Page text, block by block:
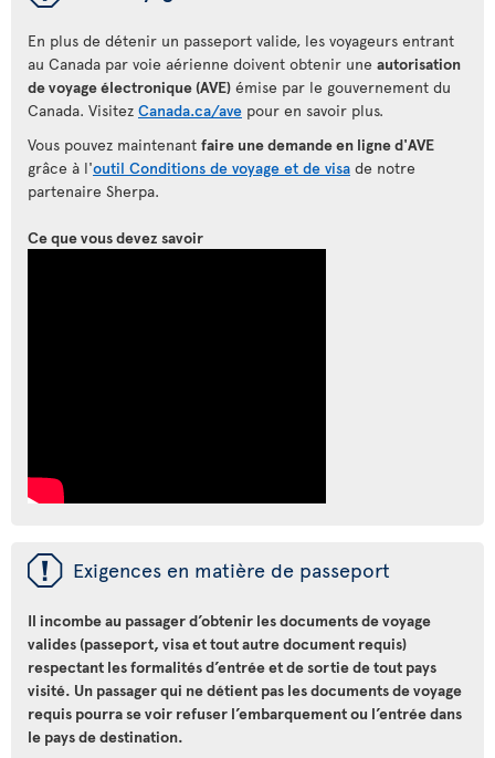
En plus de détenir un passeport valide, les voyageurs entrant
au Canada par voie aérienne doivent obtenir une autorisation
de voyage électronique (AVE) émise par le gouvernement du
Canada. Visitez Canada.ca/ave pour en savoir plus.
Vous pouvez maintenant faire une demande en ligne d'AVE
grâce à l'outil Conditions de voyage et de visa
partenaire Sherpa.
Ce que vous devez savoir
ü Exigences en matière de passeport
Il incombe au passager d’obtenir les documents de voyage
valides (passeport, visa et tout autre document requis)
respectant les formalités d’entrée et de sortie de tout pays
visité. Un passager qui ne détient pas les documents de voyage
requis pourra se voir refuser l’embarquement ou l’entrée dans
le pays de destination.